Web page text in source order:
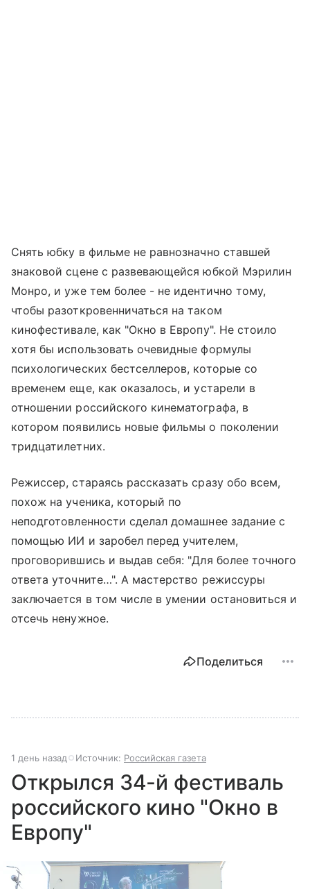
Снять юбку в фильме не равнозначно ставшей
знаковой сцене с развевающейся юбкой Мэрилин
Монро, и уже тем более - не идентично тому,
чтобы разоткровенничаться на таком
кинофестивале, как "Окно в Европу". Не стоило
хотя бы использовать очевидные формулы
психологических бестселлеров, которые со
временем еще, как оказалось, и устарели в
отношении российского кинематографа, в
котором появились новые фильмы о поколении
тридцатилетних.
Режиссер, стараясь рассказать сразу обо всем,
похож на ученика, который по
неподготовленности сделал домашнее задание с
помощью ИИ и заробел перед учителем,
проговорившись и выдав себя: "Для более точного
ответа уточните…". А мастерство режиссуры
заключается в том числе в умении остановиться и
отсечь ненужное.
Поделиться
1 день назад Источник: Российская газета
Открылся 34-й фестиваль
российского кино "Окно в
Европу"